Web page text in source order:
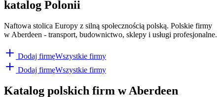
katalog Polonii
Naftowa stolica Europy z silną społecznością polską. Polskie firmy
w Aberdeen - transport, budownictwo, sklepy i usługi profesjonalne.
Dodaj firmęWszystkie firmy
Dodaj firmęWszystkie firmy
Katalog polskich firm wAberdeen